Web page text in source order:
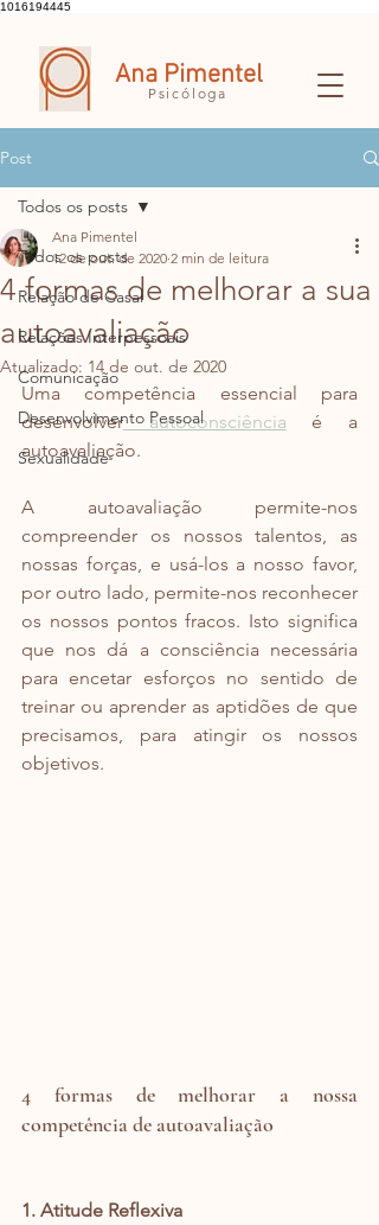
1016194445
Ana Pimentel
Psicóloga
Post
Todos os posts
Relação de Casal
Relações Interpessoais
Comunicação
Desenvolvimento Pessoal
Sexualidade
Todos os posts
4 formas de melhorar a sua
autoavaliação
Ana Pimentel
12 de out. de 2020 2 min de leitura
Atualizado: 14 de out. de 2020
Uma competência essencial para
desenvolver autoconsciência é a
autoavaliação.
A autoavaliação permite-nos
compreender os nossos talentos, as
nossas forças, e usá-los a nosso favor,
por outro lado, permite-nos reconhecer
os nossos pontos fracos. Isto significa
que nos dá a consciência necessária
para encetar esforços no sentido de
treinar ou aprender as aptidões de que
precisamos, para atingir os nossos
objetivos.
4 formas de melhorar a nossa
competência de autoavaliação
1. Atitude Reflexiva